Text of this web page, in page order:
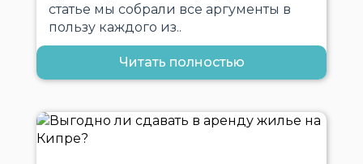
статье мы собрали все аргументы в
пользу каждого из..
Читать полностью